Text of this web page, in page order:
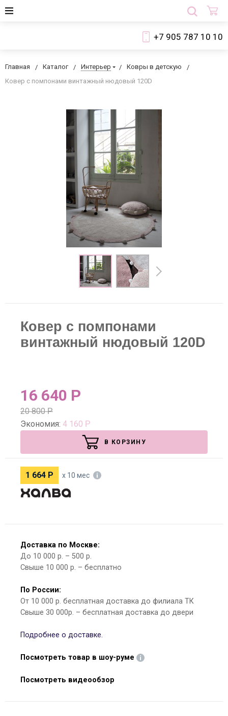
+7 905 787 10 10
Главная Каталог Интерьер
Ковры в детскую
Ковер с помпонами винтажный нюдовый 120D
Ковер с помпонами
винтажный нюдовый 120D
16 640 Р
20 800Р
Экономия: 4 160 Р
В КОРЗИНУ
1 664 Р х 10 мес
Доставка по Москве:
До 10 000 р. – 500 р.
Свыше 10 000 р. – бесплатно
По России:
От 10 000 р. бесплатная доставка до филиала ТК
Свыше 30 000р. – бесплатная доставка до двери
Подробнее о доставке.
Посмотреть товар в шоу-руме
Посмотреть видеообзор